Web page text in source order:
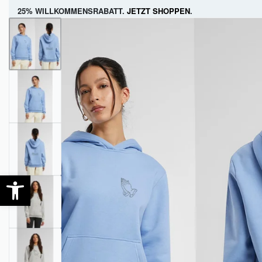
25% WILLKOMMENSRABATT. JETZT SHOPPEN.
FRAUEN
FRAUEN KOLLEKTIONEN
NEU EINGETROFFEN T-SHIRTS
OUTLET MÄDCHEN JUNGS
Open toolbar